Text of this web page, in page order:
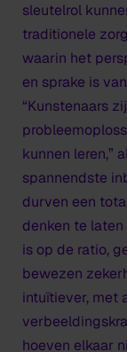
sleutelrol
traditionele
waarin het
en sprake is
“Kunstenaars
kunnen leren,”
spannendste
durven een
denken te
is op de ratio,
bewezen
intuïtiever, met
hoeven elkaar